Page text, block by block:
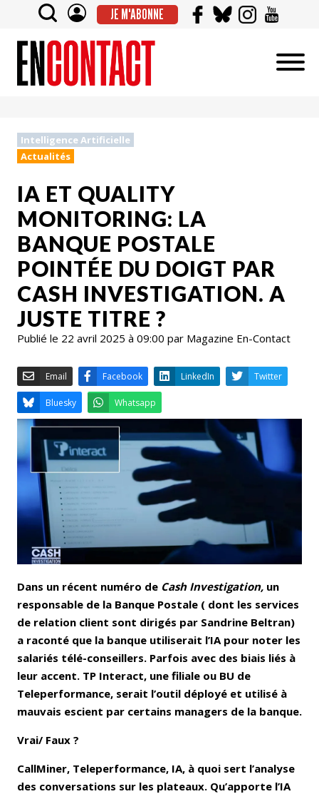
JE M'ABONNE
Intelligence Artificielle
Actualités
IA ET QUALITY
MONITORING: LA
BANQUE POSTALE
POINTÉE DU DOIGT PAR
CASH INVESTIGATION. A
JUSTE TITRE ?
Publié le 22 avril 2025 à 09:00 par Magazine En-Contact
Email Facebook LinkedIn
Bluesky Whatsapp
Dans un récent numéro de Cash Investigation, un
responsable de la Banque Postale ( dont les services
de relation client sont dirigés par Sandrine Beltran)
a raconté que la banque utiliserait l’IA pour noter les
salariés télé-conseillers. Parfois avec des biais liés à
leur accent. TP Interact, une filiale ou BU de
Teleperformance, serait l’outil déployé et utilisé à
mauvais escient par certains managers de la banque.
Vrai/ Faux ?
CallMiner, Teleperformance, IA, à quoi sert l’analyse
des conversations sur les plateaux. Qu’apporte l’IA